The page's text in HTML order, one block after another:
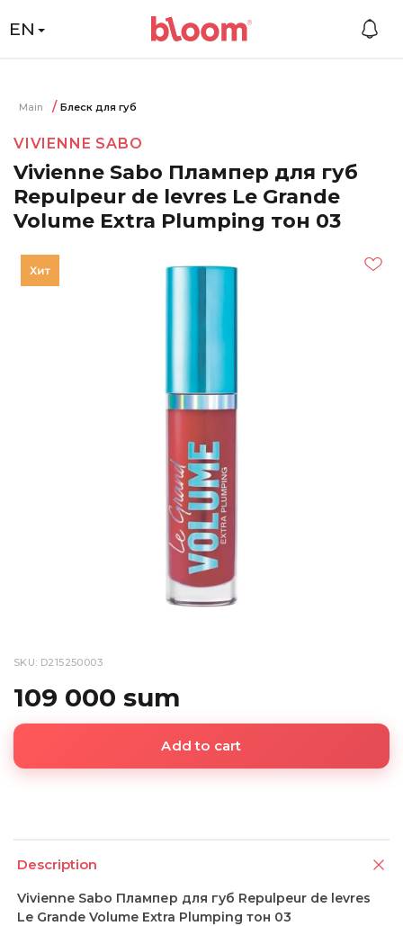
EN
Main Блеск для губ
VIVIENNE SABO
Vivienne Sabo Плампер для губ
Repulpeur de levres Le Grande
Volume Extra Plumping тон 03
SKU: D215250003
109 000 sum
Add to cart
Description
Vivienne Sabo Плампер для губ Repulpeur de levres
Le Grande Volume Extra Plumping тон 03